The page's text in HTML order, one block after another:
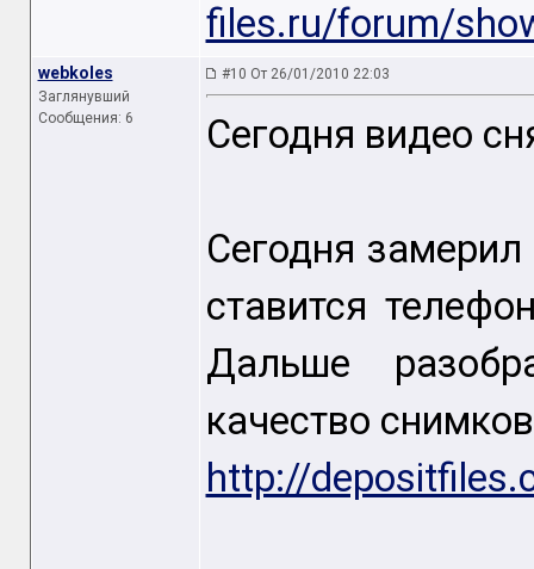
files.ru/forum/
webkoles
Заглянувший
Сообщения: 6
#10 От 26/01/2010 22:03
Сегодня видео
Сегодня
ставится
Дальше
качество
http://